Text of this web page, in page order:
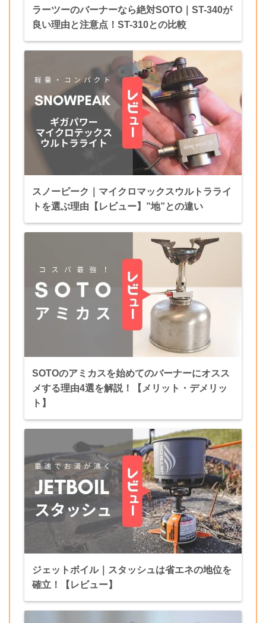
ラーツーのバーナーなら絶対SOTO｜ST-340が
良い理由と注意点！ST-310との比較
スノーピーク｜マイクロマックスウルトラライ
トを選ぶ理由【レビュー】”地”との違い
SOTOのアミカスを始めてのバーナーにオスス
メする理由4選を解説！【メリット・デメリッ
ト】
ジェットボイル｜スタッシュは省エネの地位を
確立！【レビュー】